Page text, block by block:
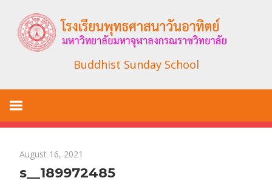
content
Buddhist Sunday School
August 16, 2021
s__189972485